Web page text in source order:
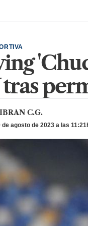
tras
C.G.
de agosto de 2023 a las